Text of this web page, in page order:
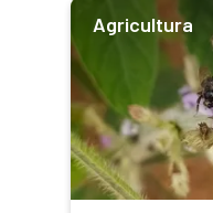
Agricultura